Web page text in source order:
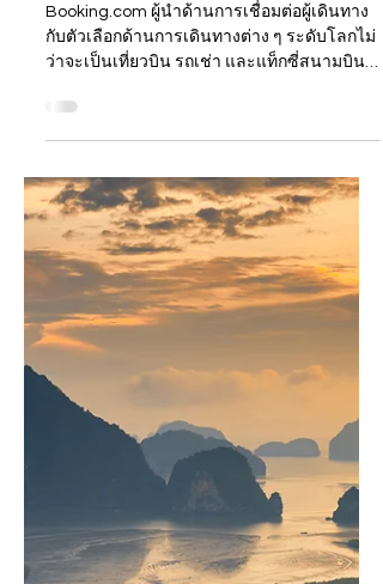
รางวัล Traveller Review
Awards 2026 ยกย่องพาร์ท
กับตัวเลือกด้านการเดินทางต่าง ๆ ระดับโลกไม่
ว่าจะเป็นเที่ยวบิน รถเช่า และแท็กซี่สนามบิน
ได้ยกย่องพาร์ทเนอร์ผู้ให้บริการด้านการเดิน
ทางที่มอบบริการอันยอดเยี่ยมและการต้อนรับ
อันอบอุ่น ณ งานประกาศรางวัล Traveller
Review Awards 2026 ในปีนี้มีพาร์ทเนอร์ผู้ให้
บริการด้านที่พัก รถเช่า และแท็กซี่สนามบิน
จำนวน 16,692 รายที่ได้รับรางวัลด้วยคะแนน
รีวิวเฉลี่ย 8.8 คะแนน อ้างอิงจากการรีวิวของผู้
เดินทางทั่วโลก 4,228,972 รีวิว (โดยแบ่งเป็นผู้
ให้บริการด้านท